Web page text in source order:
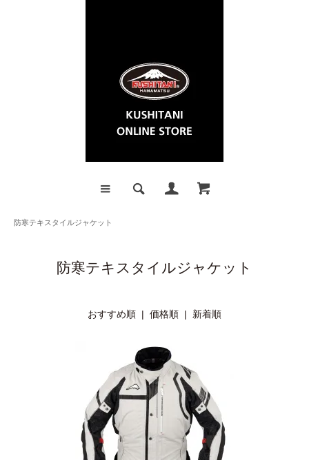
防寒テキスタイルジャケット
防寒テキスタイルジャケット
おすすめ順 | 価格順 | 新着順